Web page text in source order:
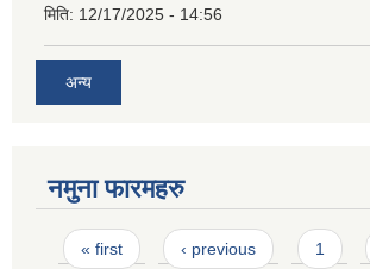
मिति: 12/17/2025 - 14:56
अन्य
नमुना फारमहरु
Pages
« first ‹ previous 1